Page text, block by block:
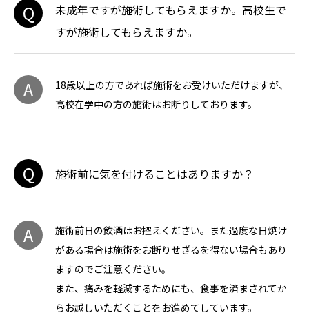
Q
未成年ですが施術してもらえますか。高校生で
すが施術してもらえますか。
A
18歳以上の方であれば施術をお受けいただけますが、
高校在学中の方の施術はお断りしております。
Q 施術前に気を付けることはありますか？
A
施術前日の飲酒はお控えください。また過度な日焼け
がある場合は施術をお断りせざるを得ない場合もあり
ますのでご注意ください。
また、痛みを軽減するためにも、食事を済まされてか
らお越しいただくことをお進めてしています。